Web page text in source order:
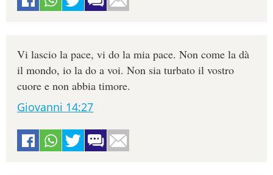
Vi lascio la pace, vi do la mia pace. Non come la dà
il mondo, io la do a voi. Non sia turbato il vostro
cuore e non abbia timore.
Giovanni 14:27